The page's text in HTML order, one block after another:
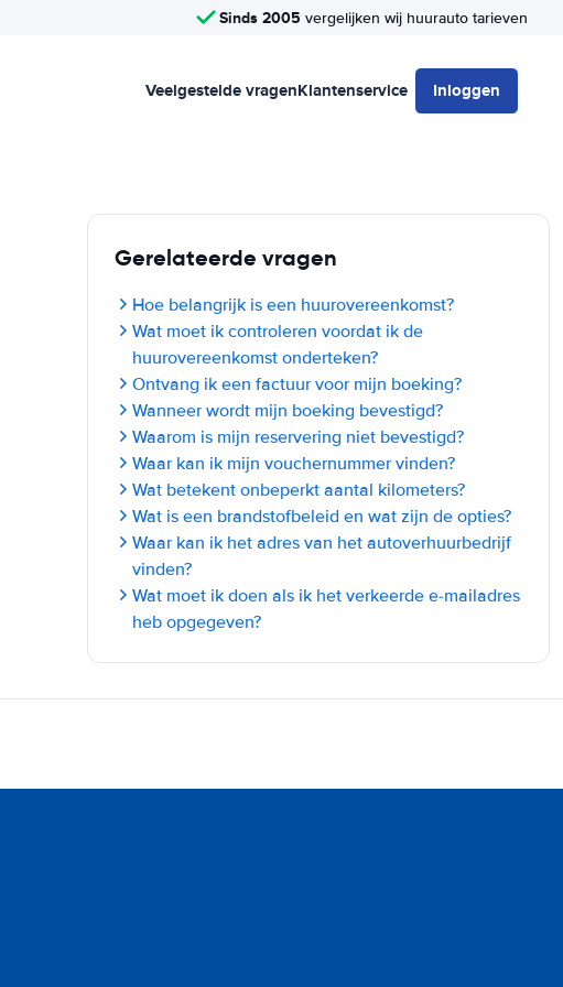
Sinds 2005 vergelijken wij huurauto tarieven
Veelgestelde vragenKlantenservice Inloggen
Gerelateerde vragen
Hoe belangrijk is een huurovereenkomst?
Wat moet ik controleren voordat ik de
huurovereenkomst onderteken?
Ontvang ik een factuur voor mijn boeking?
Wanneer wordt mijn boeking bevestigd?
Waarom is mijn reservering niet bevestigd?
Waar kan ik mijn vouchernummer vinden?
Wat betekent onbeperkt aantal kilometers?
Wat is een brandstofbeleid en wat zijn de opties?
Waar kan ik het adres van het autoverhuurbedrijf
vinden?
Wat moet ik doen als ik het verkeerde e-mailadres
heb opgegeven?